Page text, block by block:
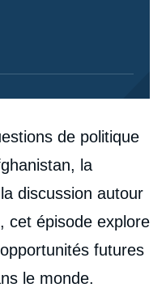
de politique
la
discussion autour
cet épisode explore
futures
le monde.